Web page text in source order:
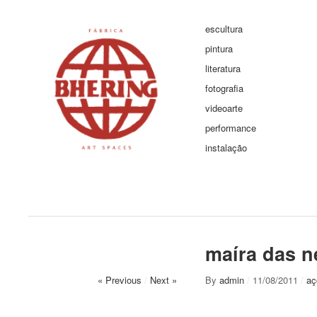
escultura
pintura
literatura
fotografia
videoarte
performance
instalação
maíra das
« Previous / Next » By admin / 11/08/2011 /